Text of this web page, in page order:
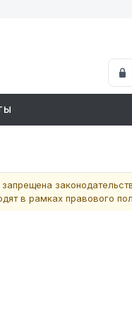
в рамках правового